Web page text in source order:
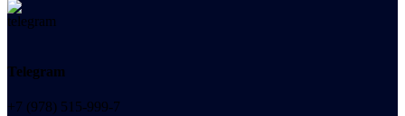
Telegram
+7 (978) 515-999-7